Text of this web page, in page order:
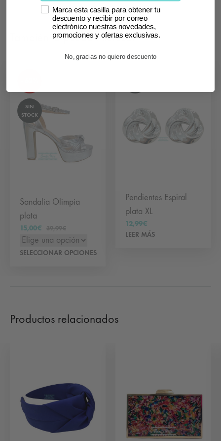
También te puede interesar
SIN
STOCK
Sandalia Olimpia
plata
15,00€
SELECCIONAR OPCIONES
Las
página
Pendientes Espiral
plata XL
12,99€
LEER MÁS
Productos relacionados
Marca esta casilla para obtener tu
descuento y recibir por correo
electrónico nuestras novedades,
promociones y ofertas exclusivas.
No, gracias no quiero descuento